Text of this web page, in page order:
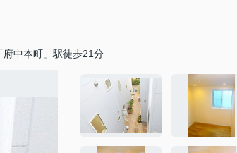
府中本町」駅徒歩21分